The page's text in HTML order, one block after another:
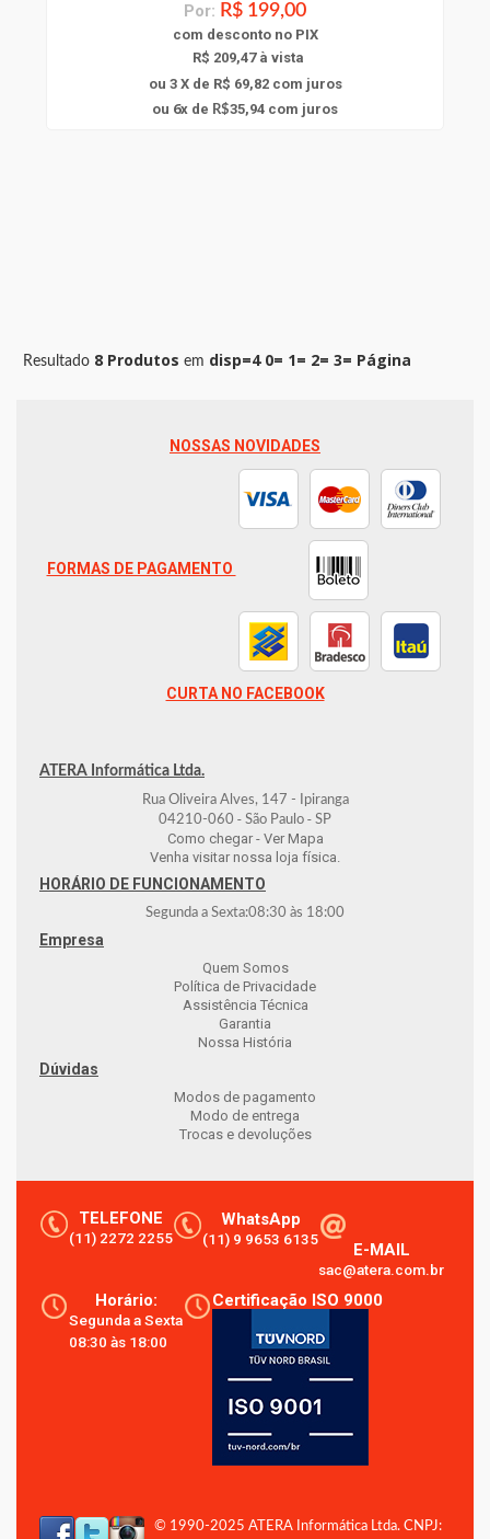
Por: R$ 199,00
com desconto no PIX
R$ 209,47 à vista
ou 3 X de R$ 69,82com juros
ou 6x de R$35,94 com juros
Resultado 8 Produtos em disp=4 0= 1= 2= 3= Página
NOSSAS NOVIDADES
FORMAS DE PAGAMENTO
CURTA NO FACEBOOK
ATERA Informática Ltda.
Rua Oliveira Alves, 147 - Ipiranga
04210-060 - São Paulo - SP
Como chegar - Ver Mapa
Venha visitar nossa loja física.
HORÁRIO DE FUNCIONAMENTO
Segunda a Sexta:08:30 às 18:00
Empresa
Quem Somos
Política de Privacidade
Assistência Técnica
Garantia
Nossa História
Dúvidas
Modos de pagamento
Modo de entrega
Trocas e devoluções
TELEFONE
(11) 2272 2255
WhatsApp
(11) 9 9653 6135
E-MAIL
sac@atera.com.br
Horário:
Segunda a Sexta
08:30 às 18:00
Certificação ISO 9000
© 1990-2025 ATERA Informática Ltda. CNPJ: